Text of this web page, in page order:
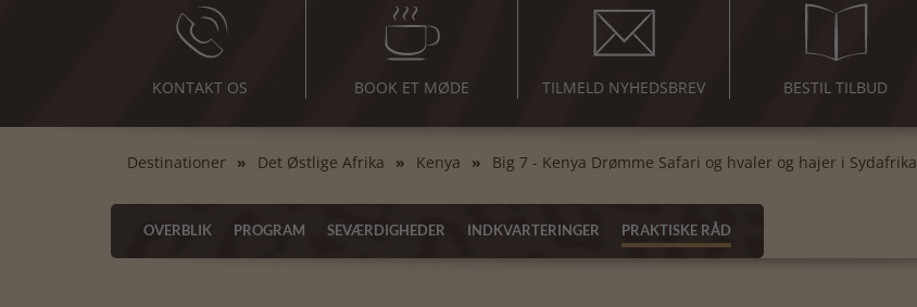
KONTAKT OS BOOK ET MØDE TILMELD NYHEDSBREV BESTIL TILBUD
Destinationer Det Østlige Afrika Kenya Big 7 - Kenya Drømme Safari og hvaler og hajer i Sydafrika
OVERBLIK PROGRAM SEVÆRDIGHEDER INDKVARTERINGER PRAKTISKE RÅD